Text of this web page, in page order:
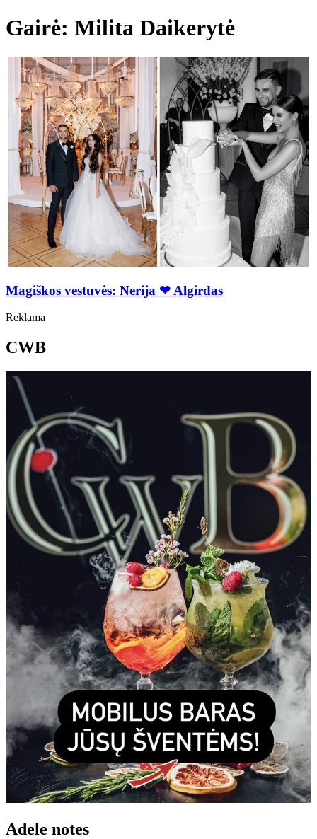
Gairė: Milita Daikerytė
Magiškos vestuvės: Nerija ❤ Algirdas
Reklama
CWB
Adele notes